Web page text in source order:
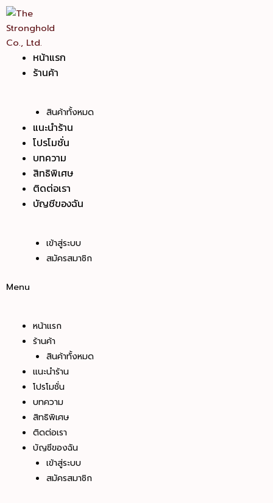
Skip
content
หน้าแรก
ร้านค้า
สินค้าทั้งหมด
แนะนำร้าน
โปรโมชั่น
บทความ
สิทธิพิเศษ
ติดต่อเรา
บัญชีของฉัน
เข้าสู่ระบบ
สมัครสมาชิก
Menu
หน้าแรก
ร้านค้า
สินค้าทั้งหมด
แนะนำร้าน
โปรโมชั่น
บทความ
สิทธิพิเศษ
ติดต่อเรา
บัญชีของฉัน
เข้าสู่ระบบ
สมัครสมาชิก